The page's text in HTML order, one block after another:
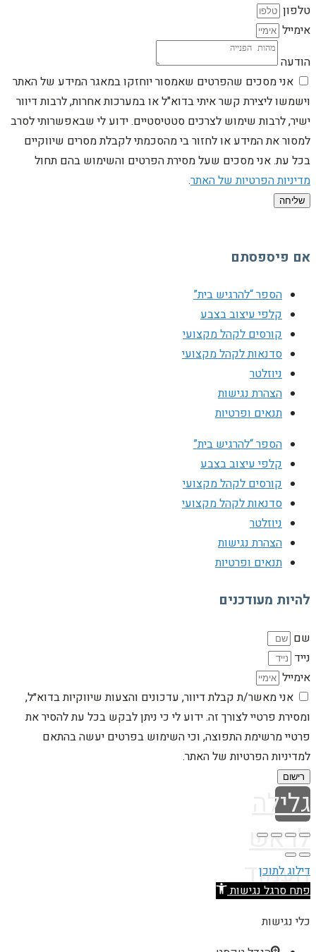
טלפון
אימייל
הודעה
אני מסכים שהפרטים שאמסור יוחזקו במאגר המידע של האתר
וישמשו ליצירת קשר איתי בדוא"ל או במערכות אחרות, לרבות דיוור
ישיר, לרבות שימוש לצרכים סטטיסטיים. ידוע לי שבאפשרותי לסרב
למסור את המידע או לחזור בי מהסכמתי לקבלת מסרים שיווקיים
בכל עת. אני מסכים שעל מסירת הפרטים והשימוש בהם תחול
מדיניות הפרטיות של האתר.
שליחה
אם פיספסתם
הספר “להרגיש בית”
קלפי עיצוב בצבע
קורסים לקהל מקצועי
סדנאות לקהל מקצועי
ניוזלטר
הצהרת נגישות
תנאים ופרטיות
הספר “להרגיש בית”
קלפי עיצוב בצבע
קורסים לקהל מקצועי
סדנאות לקהל מקצועי
ניוזלטר
הצהרת נגישות
תנאים ופרטיות
להיות מעודכנים
שם
נייד
אימייל
אני מאשר/ת קבלת דיוור, עדכונים והצעות שיווקיות בדוא״ל,
ומסירת פרטיי לצורך זה. ידוע לי כי ניתן לבקש בכל עת להסיר את
פרטיי מרשימת התפוצה, וכי השימוש בפרטים יעשה בהתאם
למדיניות הפרטיות של האתר.
רישום
גלילה
לראש
העמוד
דילוג לתוכן
פתח סרגל נגישות
כלי נגישות